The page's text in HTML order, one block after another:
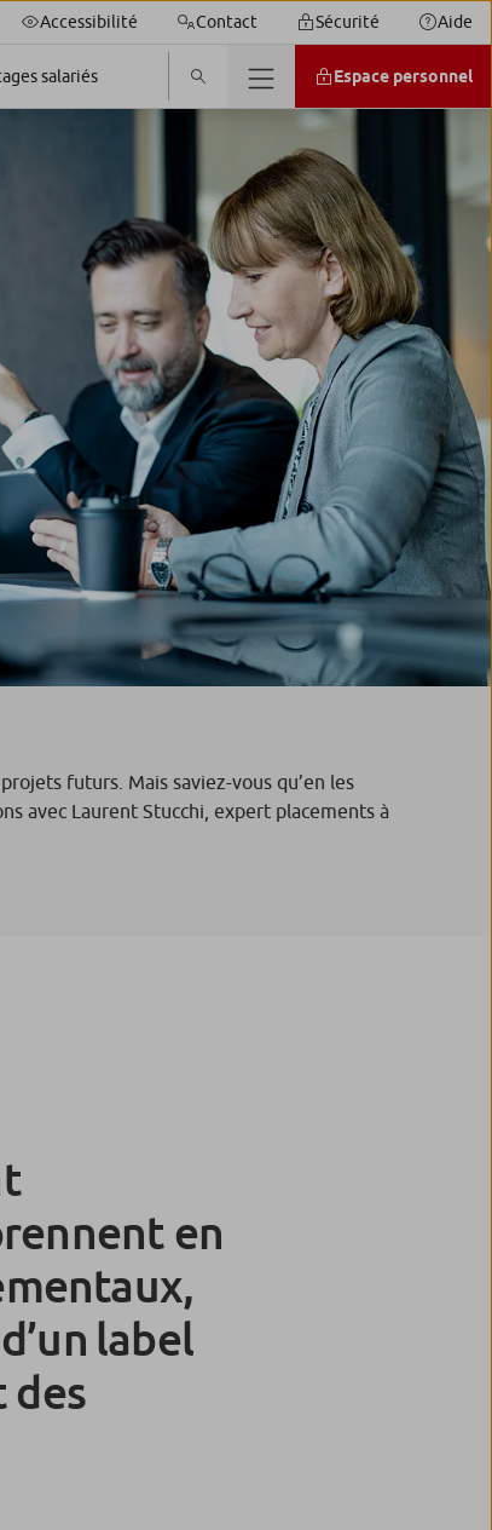
Accessibilité Contact Sécurité Aide
salariés Espace personnel
futurs. Mais saviez-vous qu’en les
avec Laurent Stucchi, expert placements à
en
label
des